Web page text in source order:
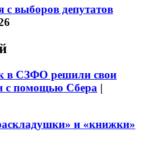
с выборов депутатов
в СЗФО решили свои
с помощью Сбера |
и «книжки»